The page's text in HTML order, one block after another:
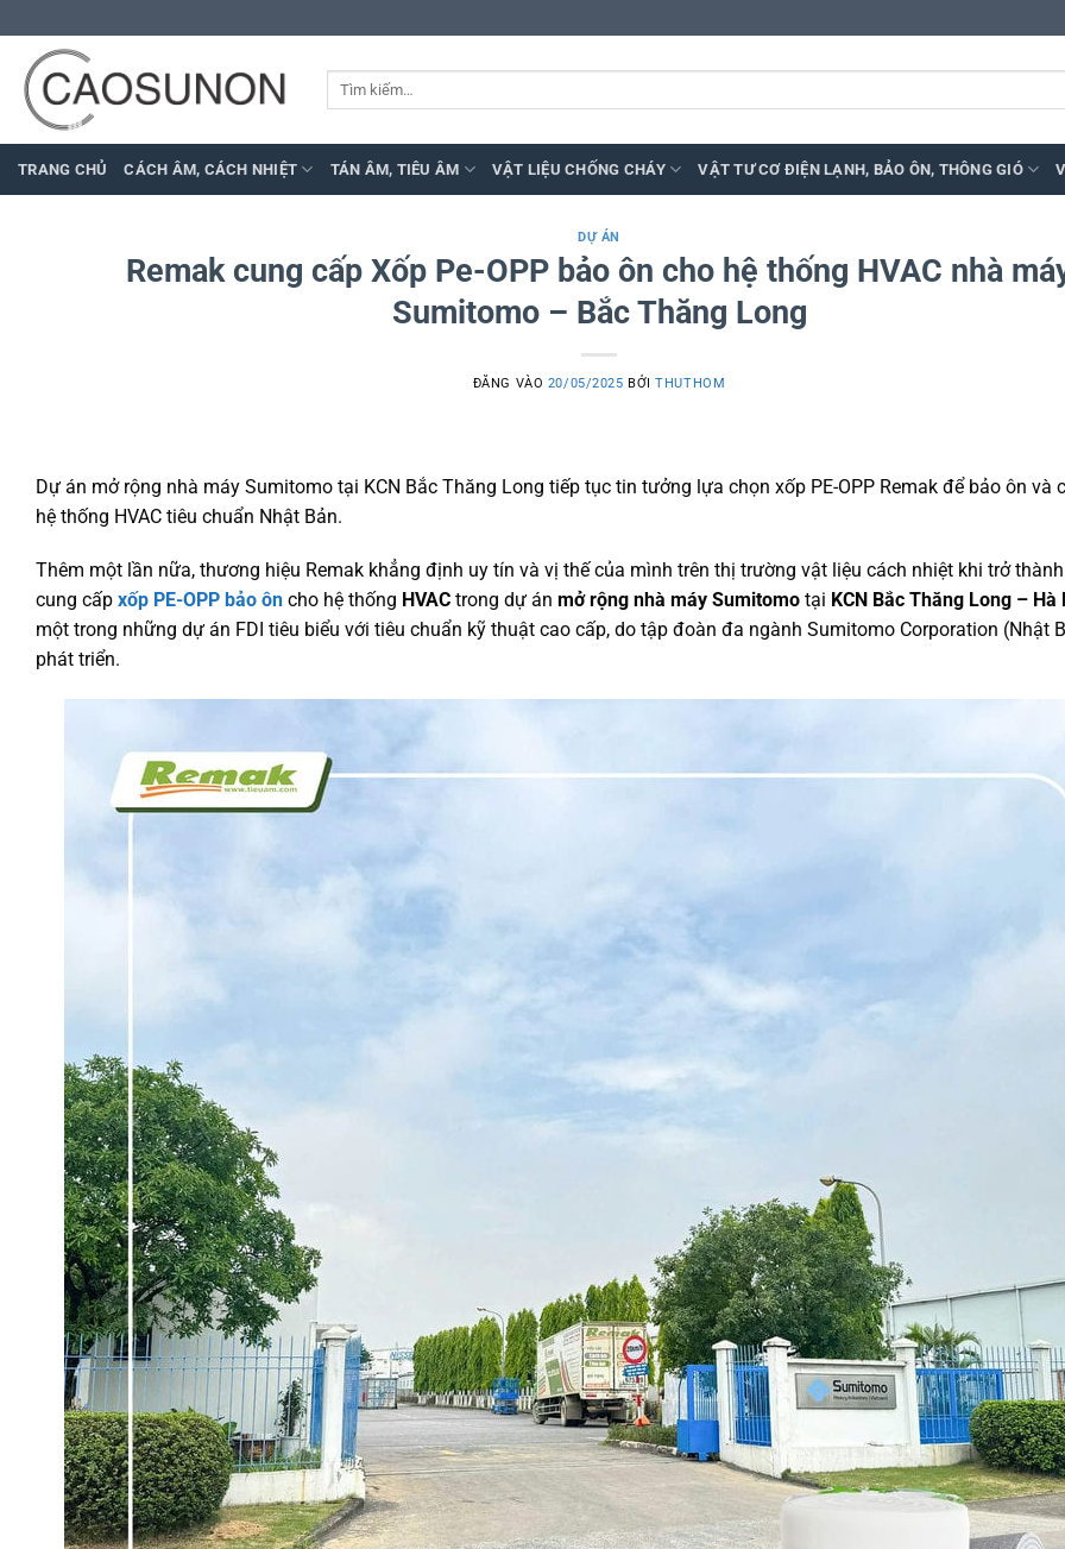
qua
dung
TRANG CHỦ CÁCH ÂM, CÁCH NHIỆT TÁN ÂM, TIÊU ÂM VẬT LIỆU CHỐNG CHÁY VẬT TƯ CƠ ĐIỆN LẠNH, BẢO ÔN, THÔNG GIÓ
DỰ ÁN
Remak cung cấp Xốp Pe-OPP bảo ôn cho hệ thống HVAC nhà
Sumitomo – Bắc Thăng Long
ĐĂNG VÀO 20/05/2025 BỞITHUTHOM
Dự án mở rộng nhà máy Sumitomo tại KCN Bắc Thăng Long tiếp tục tin tưởng lựa chọn xốp PE-OPP Remak để bảo ôn và
hệ thống HVAC tiêu chuẩn Nhật Bản.
Thêm một lần nữa, thương hiệu Remak khẳng định uy tín và vị thế của mình trên thị trường vật liệu cách nhiệt khi trở
cung cấp xốp PE-OPP bảo ôn cho hệ thống HVAC trong dự án mở rộng nhà máy Sumitomo tại KCN Bắc Thăng Long – Hà
một trong những dự án FDI tiêu biểu với tiêu chuẩn kỹ thuật cao cấp, do tập đoàn đa ngành Sumitomo Corporation (Nhật
phát triển.